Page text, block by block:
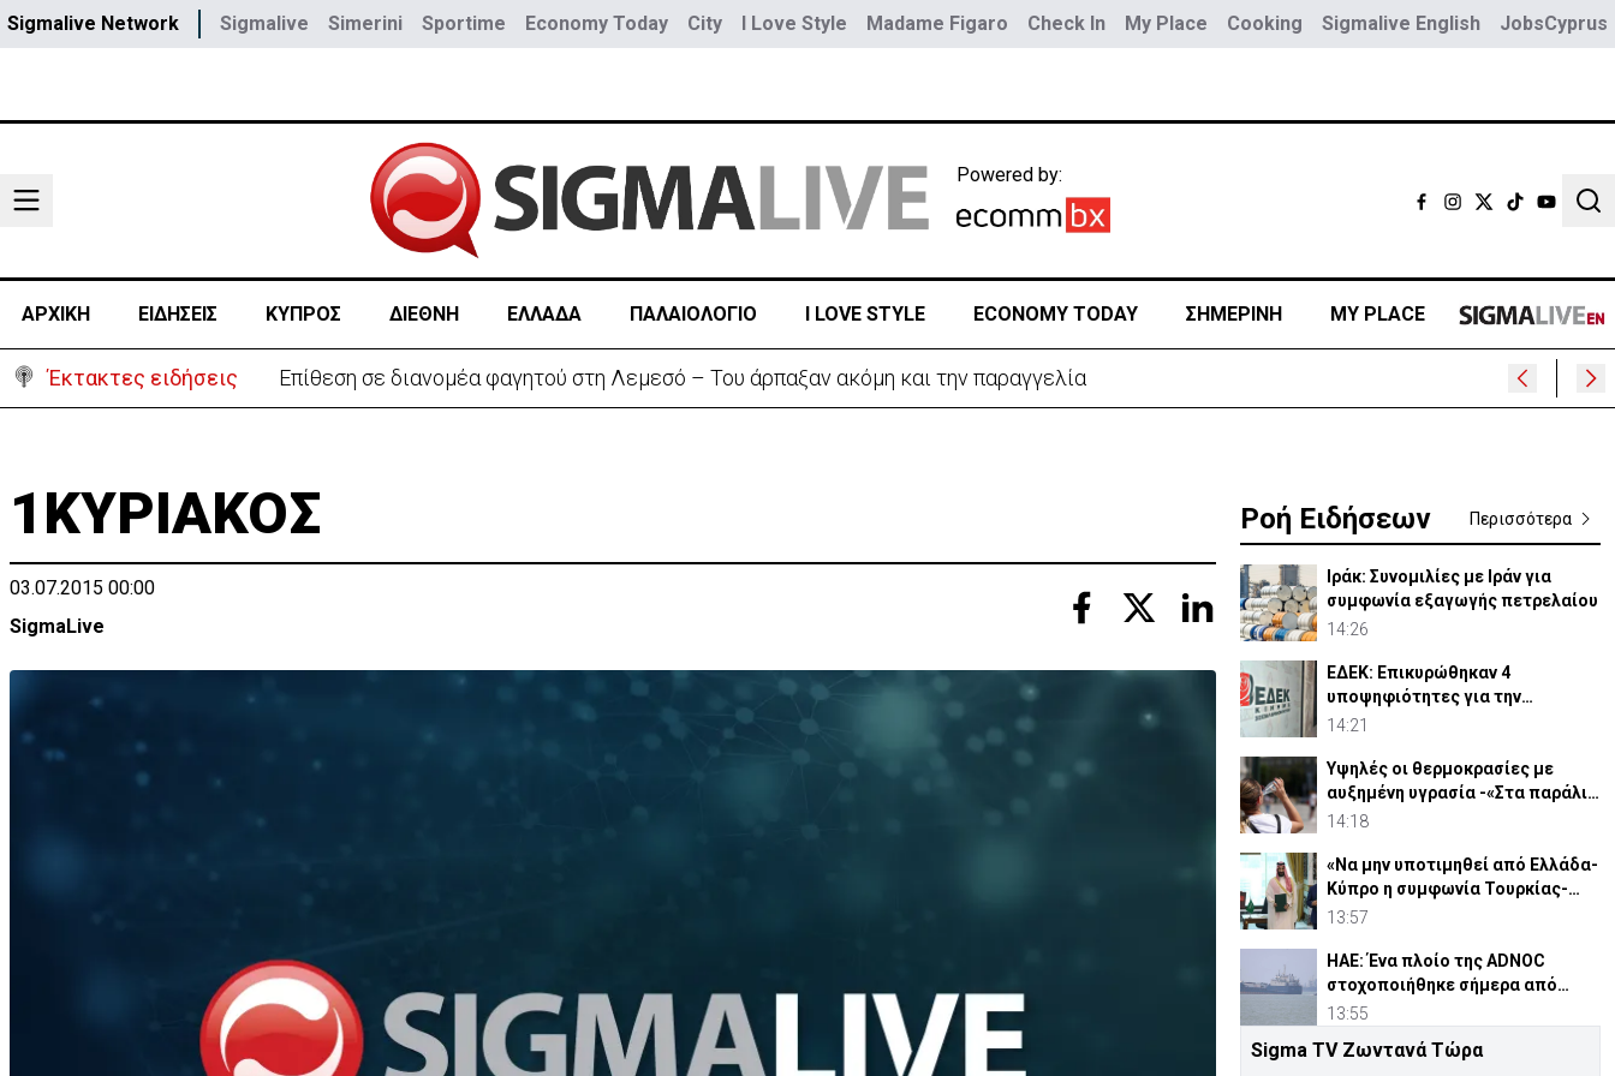
Sigmalive Network Sigmalive Simerini Sportime Economy Today City I Love Style Madame Figaro Check In My Place Cooking Sigmalive English JobsCyprus
Powered by:
ΑΡΧΙΚΗ ΕΙΔΗΣΕΙΣ ΚΥΠΡΟΣ ΔΙΕΘΝΗ ΕΛΛΑΔΑ ΠΑΛΑΙΟΛΟΓΙΟ I LOVE STYLE ECONOMY TODAY ΣΗΜΕΡΙΝΗ MY PLACE
Έκτακτες ειδήσεις Επίθεση σε διανομέα φαγητού στη Λεμεσό – Του άρπαξαν ακόμη και την παραγγελία
1ΚΥΡΙΑΚΟΣ
03.07.2015 00:00
SigmaLive
Ροή Ειδήσεων Περισσότερα
Ιράκ: Συνομιλίες με Ιράν για
συμφωνία εξαγωγής πετρελαίου
14:26
ΕΔΕΚ: Επικυρώθηκαν 4
υποψηφιότητες για την
Προεδρία- 5 Σεπτεμβρίου οι
14:21
Υψηλές οι θερμοκρασίες με
αυξημένη υγρασία -«Στα παράλια
είναι δύσκολα»
14:18
«Να μην υποτιμηθεί από Ελλάδα-
Κύπρο η συμφωνία Τουρκίας-
Πακιστάν-Σ. Αραβίας»
13:57
ΗΑΕ: Ένα πλοίο της ADNOC
στοχοποιήθηκε σήμερα από
πύραυλο στα Στενά του Ορμούζ
13:55
Καμίνι η Κύπρος – Σε ισχύ η
Sigma TV Ζωντανά Τώρα